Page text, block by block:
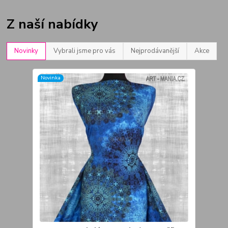
Z naší nabídky
Novinky Vybrali jsme pro vás Nejprodávanější Akce
Novinka